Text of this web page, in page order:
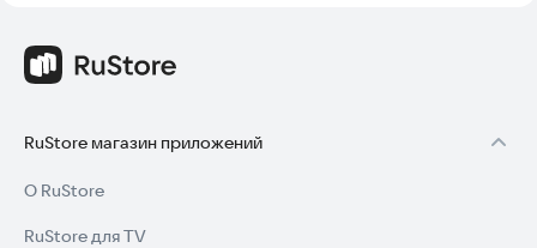
RuStore магазин приложений
О RuStore
RuStore для TV